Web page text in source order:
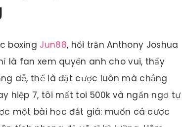
boxing Jun88, hồi trận Anthony Joshua
là fan xem quyền anh cho vui, thấy
dễ, thế là đặt cược luôn mà chẳng
hiệp 7, tôi mất toi 500k và ngẩn ngơ tự
một bài học đắt giá: muốn cá cược